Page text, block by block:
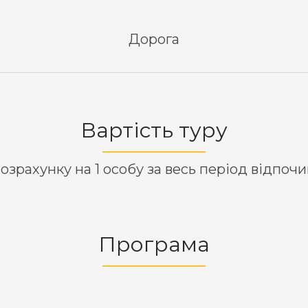
Дорога
Вартість туру
на 1 особу за весь період
Програма